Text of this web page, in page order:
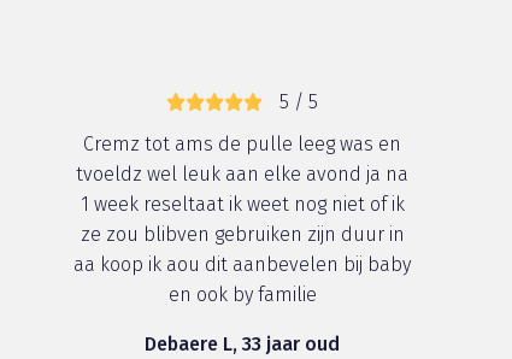
5 / 5
Cremz tot ams de pulle leeg was en
tvoeldz wel leuk aan elke avond ja na
1 week reseltaat ik weet nog niet of ik
ze zou blibven gebruiken zijn duur in
aa koop ik aou dit aanbevelen bij baby
en ook by familie
Debaere L, 33 jaar oud